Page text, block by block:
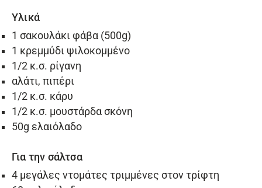
Υλικά
1 σακουλάκι φάβα (500g)
1 κρεμμύδι ψιλοκομμένο
1/2 κ.σ. ρίγανη
αλάτι, πιπέρι
1/2 κ.σ. κάρυ
1/2 κ.σ. μουστάρδα σκόνη
50g ελαιόλαδο
Για την σάλτσα
4 μεγάλες ντομάτες τριμμένες στον τρίφτη